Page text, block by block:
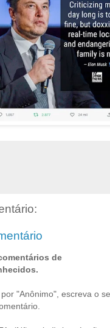
de
"Anônimo", escreva o